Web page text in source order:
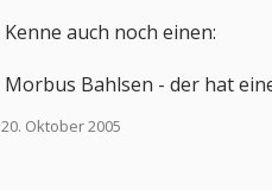
Kenne auch noch einen:
Morbus Bahlsen - der hat
20. Oktober 2005